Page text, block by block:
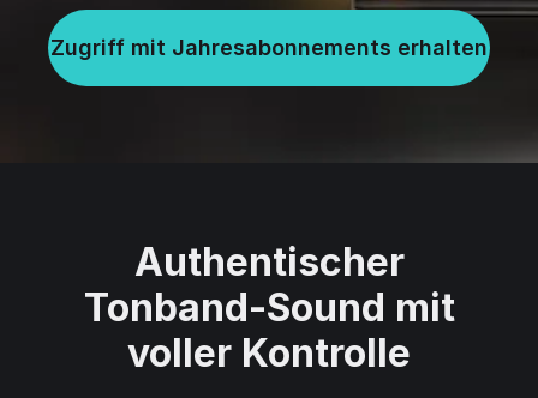
Zugriff mit Jahresabonnements erhalten
Authentischer
Tonband-Sound mit
voller Kontrolle